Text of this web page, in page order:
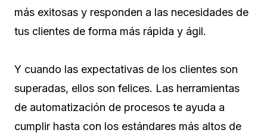
más exitosas y responden a las necesidades de
tus clientes de forma más rápida y ágil.
Y cuando las expectativas de los clientes son
superadas, ellos son felices. Las herramientas
de automatización de procesos te ayuda a
cumplir hasta con los estándares más altos de